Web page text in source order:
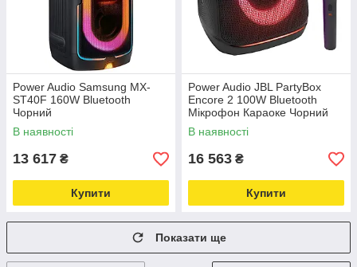
Power Audio Samsung MX-
ST40F 160W Bluetooth
Чорний
В наявності
13 617 ₴
Купити
Power Audio JBL PartyBox
Encore 2 100W Bluetooth
Мікрофон Караоке Чорний
В наявності
16 563 ₴
Купити
Показати ще